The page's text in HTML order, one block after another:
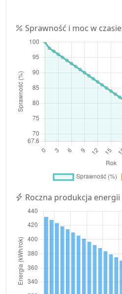
Sprawność i moc w czasie
Roczna produkcja energii